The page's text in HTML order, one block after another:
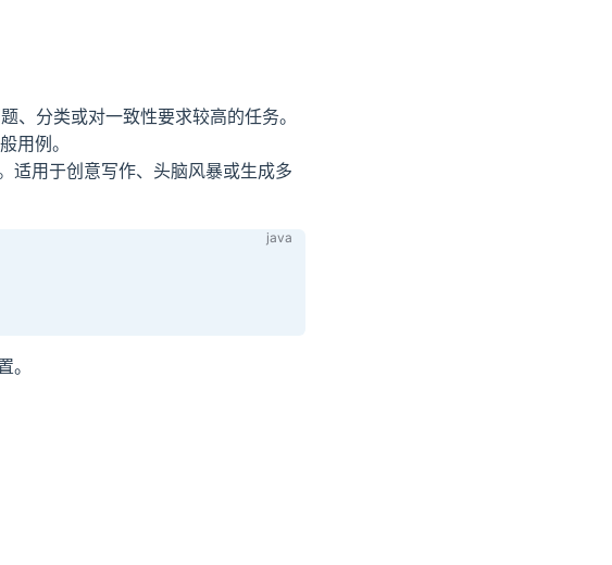
分类或对一致性要求较高的任务。
用例。
适用于创意写作、头脑风暴或生成多